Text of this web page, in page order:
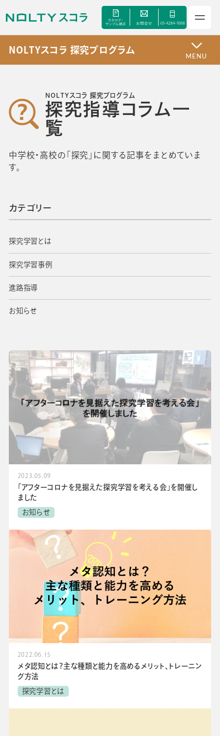
サービス
セミナー
手帳甲子園
よくあるご質問
先生の学び応援コラム
SDGsの取組み
お知らせ
導入校向け
会社情報 グループ会社 プライバシーポリシー 利用規約
採用情報
ビジネスツール事業 企業情報
NOLTYスコラ 探究プログラム
MENU
探究指導コラム一
覧
NOLTYスコラ 探究プログラム
中学校・高校の「探究」に関する記事をまとめていま
す。
カテゴリー
探究学習とは
探究学習事例
進路指導
お知らせ
2023.05.09
「アフターコロナを見据えた探究学習を考える会」を開催し
ました
お知らせ
2022.06.15
メタ認知とは？主な種類と能力を高めるメリット、トレーニン
グ方法
探究学習とは